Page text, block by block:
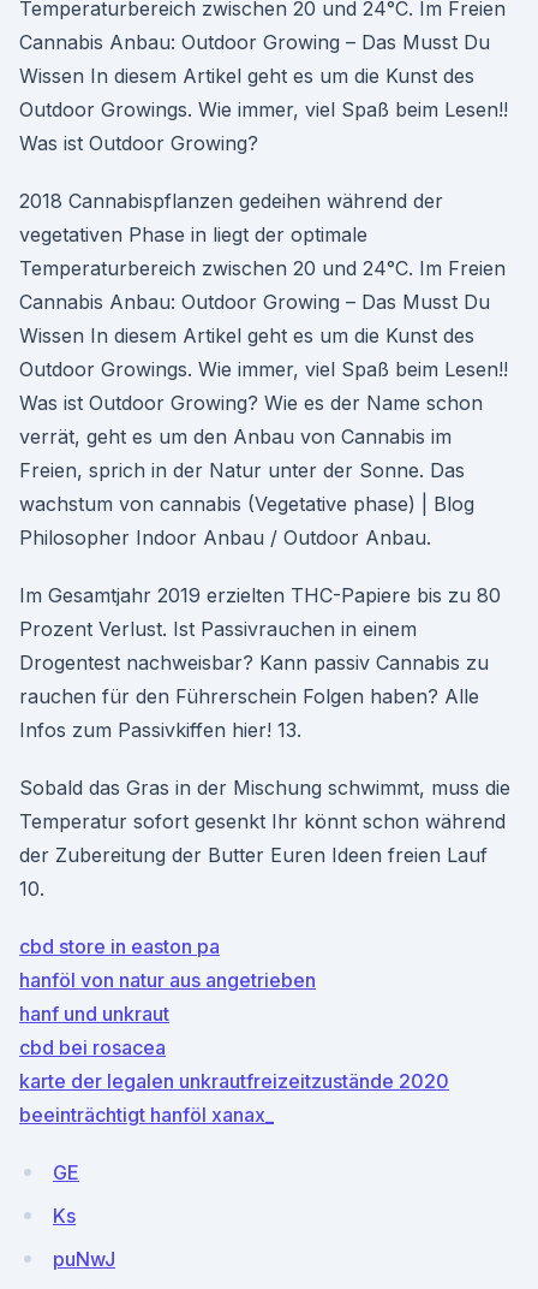
Temperaturbereich zwischen 20 und 24°C. Im Freien
Cannabis Anbau: Outdoor Growing – Das Musst Du
Wissen In diesem Artikel geht es um die Kunst des
Outdoor Growings. Wie immer, viel Spaß beim Lesen!!
Was ist Outdoor Growing?
2018 Cannabispflanzen gedeihen während der
vegetativen Phase in liegt der optimale
Temperaturbereich zwischen 20 und 24°C. Im Freien
Cannabis Anbau: Outdoor Growing – Das Musst Du
Wissen In diesem Artikel geht es um die Kunst des
Outdoor Growings. Wie immer, viel Spaß beim Lesen!!
Was ist Outdoor Growing? Wie es der Name schon
verrät, geht es um den Anbau von Cannabis im
Freien, sprich in der Natur unter der Sonne. Das
wachstum von cannabis (Vegetative phase) | Blog
Philosopher Indoor Anbau / Outdoor Anbau.
Im Gesamtjahr 2019 erzielten THC-Papiere bis zu 80
Prozent Verlust. Ist Passivrauchen in einem
Drogentest nachweisbar? Kann passiv Cannabis zu
rauchen für den Führerschein Folgen haben? Alle
Infos zum Passivkiffen hier! 13.
Sobald das Gras in der Mischung schwimmt, muss die
Temperatur sofort gesenkt Ihr könnt schon während
der Zubereitung der Butter Euren Ideen freien Lauf
10.
cbd store in easton pa
hanföl von natur aus angetrieben
hanf und unkraut
cbd bei rosacea
karte der legalen unkrautfreizeitzustände 2020
beeinträchtigt hanföl xanax_
GE
Ks
puNwJ